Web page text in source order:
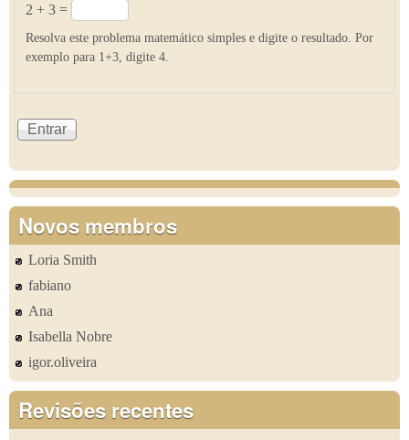
2 + 3 =
Resolva este problema matemático simples e digite o resultado. Por
exemplo para 1+3, digite 4.
Novos membros
Loria Smith
fabiano
Ana
Isabella Nobre
igor.oliveira
Revisões recentes